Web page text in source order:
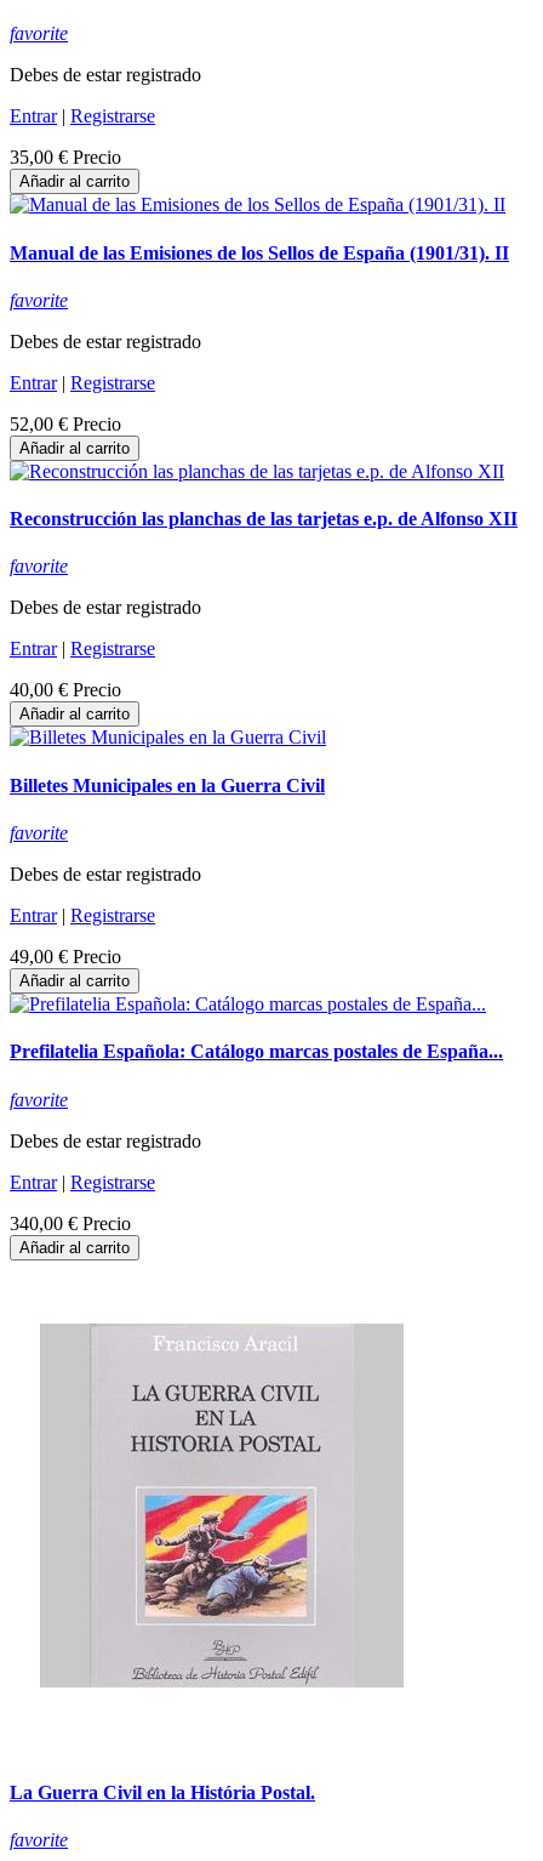
favorite
Debes de estar registrado
Entrar| Registrarse
35,00 € Precio
Añadir al carrito
Manual de las Emisiones de los Sellos de España (1901/31). II
favorite
Debes de estar registrado
Entrar| Registrarse
52,00 € Precio
Añadir al carrito
Reconstrucción las planchas de las tarjetas e.p. de Alfonso XII
favorite
Debes de estar registrado
Entrar| Registrarse
40,00 € Precio
Añadir al carrito
Billetes Municipales en la Guerra Civil
favorite
Debes de estar registrado
Entrar| Registrarse
49,00 € Precio
Añadir al carrito
Prefilatelia Española: Catálogo marcas postales de España...
favorite
Debes de estar registrado
Entrar| Registrarse
340,00 € Precio
Añadir al carrito
La Guerra Civil en la História Postal.
favorite